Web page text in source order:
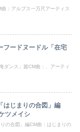
：アルプス一万尺アーティス
フードヌードル「在宅
ダンス」篇CM曲：、アーティ
はじまりの合図」編
ツメイシ
の合図」編CM曲：はじまりの